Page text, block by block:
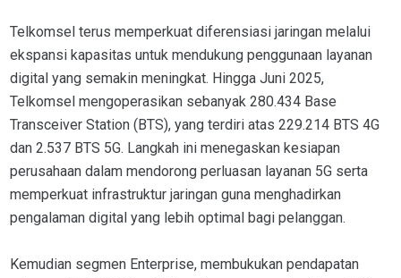
Telkomsel terus memperkuat diferensiasi jaringan melalui
ekspansi kapasitas untuk mendukung penggunaan layanan
digital yang semakin meningkat. Hingga Juni 2025,
Telkomsel mengoperasikan sebanyak 280.434 Base
Transceiver Station (BTS), yang terdiri atas 229.214 BTS 4G
dan 2.537 BTS 5G. Langkah ini menegaskan kesiapan
perusahaan dalam mendorong perluasan layanan 5G serta
memperkuat infrastruktur jaringan guna menghadirkan
pengalaman digital yang lebih optimal bagi pelanggan.
Kemudian segmen Enterprise, membukukan pendapatan